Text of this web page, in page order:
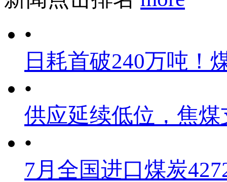
•
日耗首破240万吨！
•
供应延续低位，焦煤
•
7月全国进口煤炭